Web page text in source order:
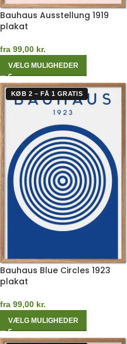
Bauhaus Ausstellung 1919
plakat
fra 99,00 kr.
VÆLG MULIGHEDER
KØB 2 – FÅ 1 GRATIS
Bauhaus Blue Circles 1923
plakat
fra 99,00 kr.
VÆLG MULIGHEDER